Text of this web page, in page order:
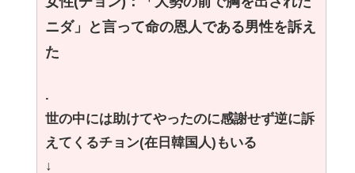
ニダ」と言って命の恩人である男性を訴え
た
.
世の中には助けてやったのに感謝せず逆に訴
えてくるチョン(在日韓国人)もいる
↓